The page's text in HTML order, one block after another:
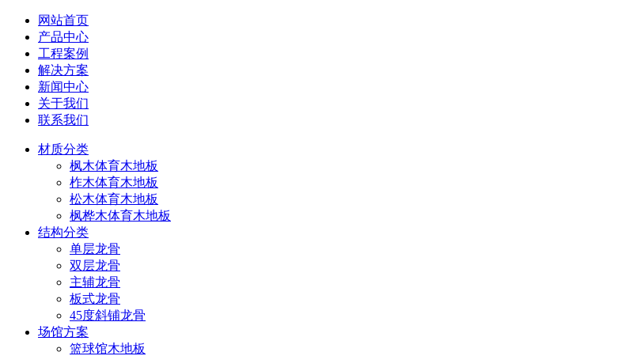
网站首页
产品中心
工程案例
解决方案
新闻中心
关于我们
联系我们
材质分类
枫木体育木地板
柞木体育木地板
松木体育木地板
枫桦木体育木地板
结构分类
单层龙骨
双层龙骨
主辅龙骨
板式龙骨
45度斜铺龙骨
场馆方案
篮球馆木地板